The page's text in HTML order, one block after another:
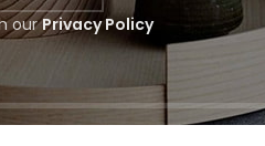
ourPrivacy Policy
este importantă! Magazinul